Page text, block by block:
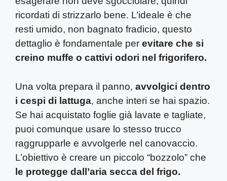
ricordati di strizzarlo bene. L’ideale è che
resti umido, non bagnato fradicio, questo
dettaglio è fondamentale per evitare che si
creino muffe o cattivi odori nel frigorifero.
Una volta prepara il panno, avvolgici dentro
i cespi di lattuga, anche interi se hai spazio.
Se hai acquistato foglie già lavate e tagliate,
puoi comunque usare lo stesso trucco
raggrupparle e avvolgerle nel canovaccio.
L’obiettivo è creare un piccolo “bozzolo” che
le protegge dall’aria secca del frigo.